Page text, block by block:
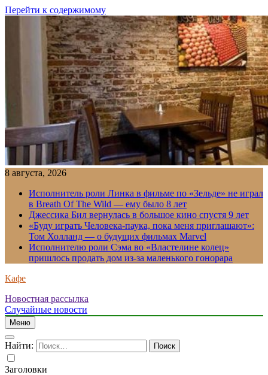
Перейти к содержимому
8 августа, 2026
Исполнитель роли Линка в фильме по «Зельде» не играл
в Breath Of The Wild — ему было 8 лет
Джессика Бил вернулась в большое кино спустя 9 лет
«Буду играть Человека-паука, пока меня приглашают»:
Том Холланд — о будущих фильмах Marvel
Исполнителю роли Сэма во «Властелине колец»
пришлось продать дом из-за маленького гонорара
Кафе
Новостная рассылка
Случайные новости
Меню
Найти:
Заголовки